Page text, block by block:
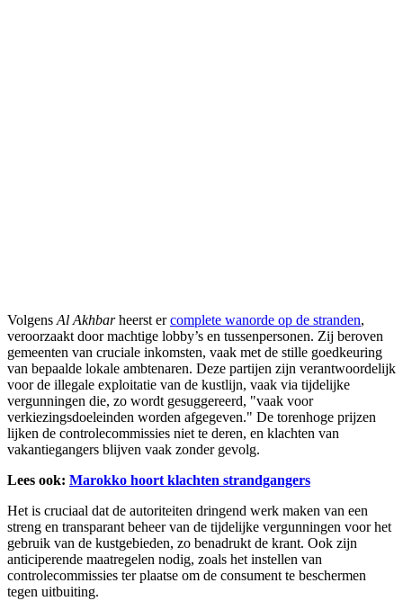
Volgens Al Akhbarheerst ercomplete wanorde op de stranden,
veroorzaakt door machtige lobby’s en tussenpersonen. Zij beroven
gemeenten van cruciale inkomsten, vaak met de stille goedkeuring
van bepaalde lokale ambtenaren. Deze partijen zijn verantwoordelijk
voor de illegale exploitatie van de kustlijn, vaak via tijdelijke
vergunningen die, zo wordt gesuggereerd, "vaak voor
verkiezingsdoeleinden worden afgegeven." De torenhoge prijzen
lijken de controlecommissies niet te deren, en klachten van
vakantiegangers blijven vaak zonder gevolg.
Lees ook: Marokko hoort klachten strandgangers
Het is cruciaal dat de autoriteiten dringend werk maken van een
streng en transparant beheer van de tijdelijke vergunningen voor het
gebruik van de kustgebieden, zo benadrukt de krant. Ook zijn
anticiperende maatregelen nodig, zoals het instellen van
controlecommissies ter plaatse om de consument te beschermen
tegen uitbuiting.